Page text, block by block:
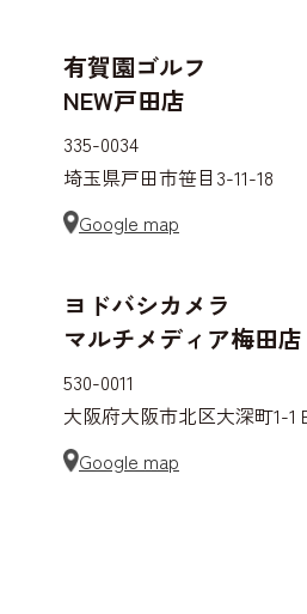
有賀園ゴルフ
NEW戸田店
335-0034
埼玉県戸田市笹目3-11-18
Google map
ヨドバシカメラ
マルチメディア梅田
530-0011
大阪府大阪市北区大深町1-1
Google map